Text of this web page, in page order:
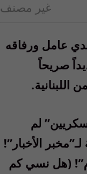
غير مصنف
عامل ورفاقه
صريحاً
اللبنانية.
لم
الأخبار”!
(هل نسي كم